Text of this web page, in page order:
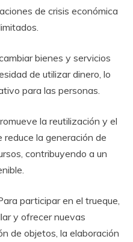
de crisis económica
bienes y servicios
de utilizar dinero, lo
para las personas.
la reutilización y el
reduce la generación de
contribuyendo a un
participar en el trueque,
y ofrecer nuevas
de objetos, la elaboración